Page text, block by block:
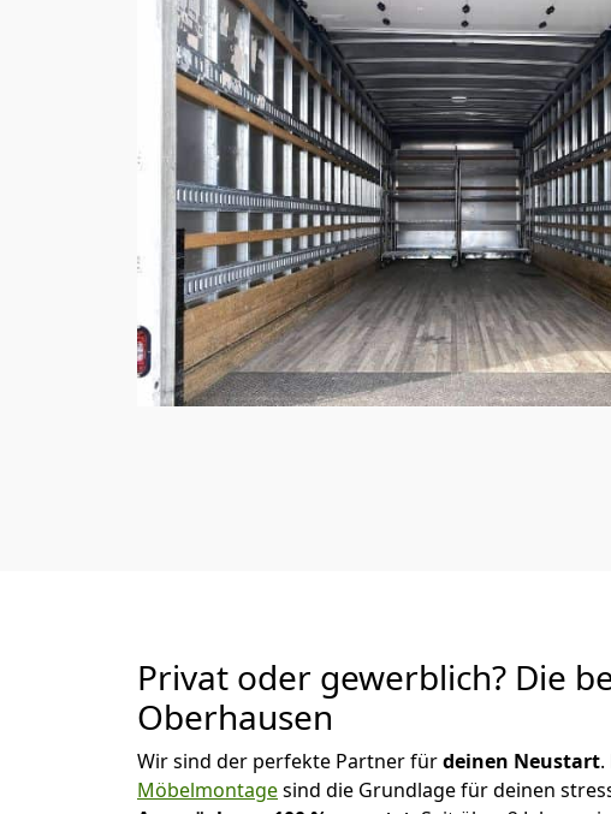
Privat oder gewerblich? Die
Oberhausen
Wir sind der perfekte Partner fürdeinen Neustart
Möbelmontagesind die Grundlage für deinen